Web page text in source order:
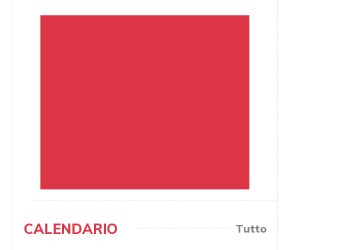
CALENDARIO Tutto